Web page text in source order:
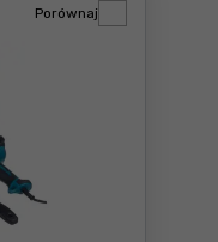
Porównaj